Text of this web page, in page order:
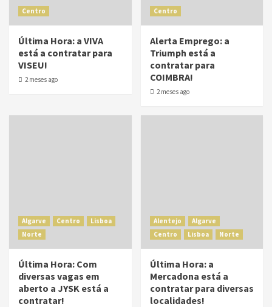
Centro
Última Hora: a VIVA
está a contratar para
VISEU!
2 meses ago
Centro
Alerta Emprego: a
Triumph está a
contratar para
COIMBRA!
2 meses ago
Algarve Centro
Lisboa
Norte
Última Hora: Com
diversas vagas em
aberto a JYSK está a
contratar!
Alentejo
Algarve
Centro
Lisboa Norte
Última Hora: a
Mercadona está a
contratar para diversas
localidades!